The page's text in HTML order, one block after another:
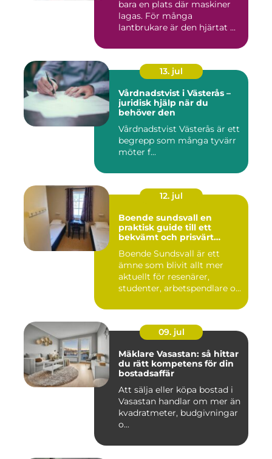
bara en plats där maskiner
lagas. För många
lantbrukare är den hjärtat ...
13. jul
Vårdnadstvist i Västerås –
juridisk hjälp när du
behöver den
Vårdnadstvist Västerås är ett
begrepp som många tyvärr
möter f...
12. jul
Boende sundsvall en
praktisk guide till ett
bekvämt och prisvärt
Boende Sundsvall är ett
ämne som blivit allt mer
aktuellt för resenärer,
studenter, arbetspendlare o...
09. jul
Mäklare Vasastan: så hittar
du rätt kompetens för din
bostadsaffär
Att sälja eller köpa bostad i
Vasastan handlar om mer än
kvadratmeter, budgivningar
o...